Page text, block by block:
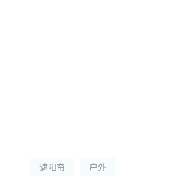
遮阳帘 户外